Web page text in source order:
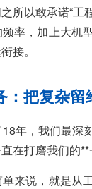
所以敢承诺“
率，加上大机
接。
：把复杂
年，我们最
在打磨我们的**
来说，就是从